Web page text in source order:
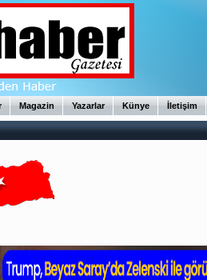
Magazin Yazarlar Künye İletişim